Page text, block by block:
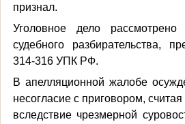
признал.
Уголовное дело
судебного разбирательства,
314-316 УПК РФ.
В апелляционной жалобе
несогласие с приговором,
вследствие чрезмерной